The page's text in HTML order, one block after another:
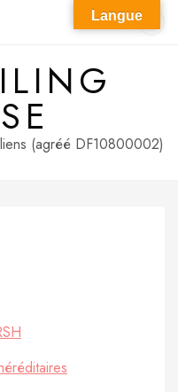
(agréé DF10800002)
Langue